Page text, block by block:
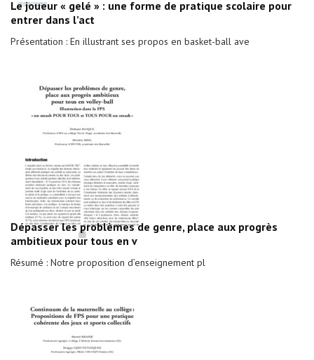
Le joueur « gelé » : une forme de pratique scolaire pour
entrer dans l’act
Présentation : En illustrant ses propos en basket-ball ave
Dépasser les problèmes de genre, place aux progrès
ambitieux pour tous en v
Résumé : Notre proposition d’enseignement pl